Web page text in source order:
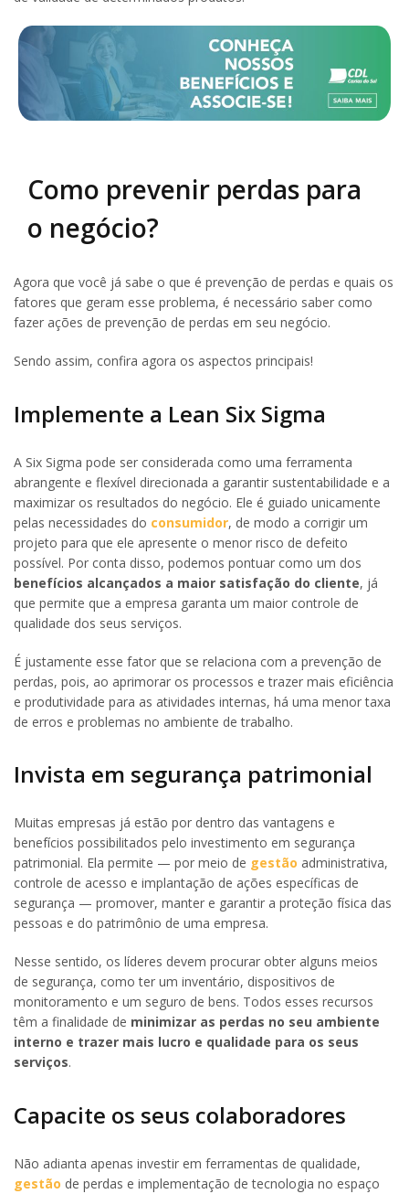
Como prevenir perdas para
o negócio?
Agora que você já sabe o que é prevenção de perdas e quais os
fatores que geram esse problema, é necessário saber como
fazer ações de prevenção de perdas em seu negócio.
Sendo assim, confira agora os aspectos principais!
Implemente a Lean Six Sigma
A Six Sigma pode ser considerada como uma ferramenta
abrangente e flexível direcionada a garantir sustentabilidade e a
maximizar os resultados do negócio. Ele é guiado unicamente
pelas necessidades do consumidor, de modo a corrigir um
projeto para que ele apresente o menor risco de defeito
possível. Por conta disso, podemos pontuar como um dos
benefícios alcançados a maior satisfação do cliente, já
que permite que a empresa garanta um maior controle de
qualidade dos seus serviços.
É justamente esse fator que se relaciona com a prevenção de
perdas, pois, ao aprimorar os processos e trazer mais eficiência
e produtividade para as atividades internas, há uma menor taxa
de erros e problemas no ambiente de trabalho.
Invista em segurança patrimonial
Muitas empresas já estão por dentro das vantagens e
benefícios possibilitados pelo investimento em segurança
patrimonial. Ela permite — por meio de gestão administrativa,
controle de acesso e implantação de ações específicas de
segurança — promover, manter e garantir a proteção física das
pessoas e do patrimônio de uma empresa.
Nesse sentido, os líderes devem procurar obter alguns meios
de segurança, como ter um inventário, dispositivos de
monitoramento e um seguro de bens. Todos esses recursos
têm a finalidade de minimizar as perdas no seu ambiente
interno e trazer mais lucro e qualidade para os seus
serviços.
Capacite os seus colaboradores
Não adianta apenas investir em ferramentas de qualidade,
gestão de perdas e implementação de tecnologia no espaço